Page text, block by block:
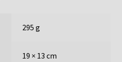
295 g
19 × 13 cm